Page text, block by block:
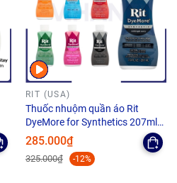
RIT (USA)
Thuốc nhuộm quần áo Rit
DyeMore for Synthetics 207ml
(Dạng lỏng)
285.000₫
325.000₫ -12%